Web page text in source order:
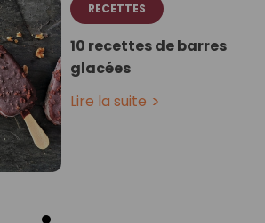
RECETTES
10 recettes de barres
glacées
Lire la suite